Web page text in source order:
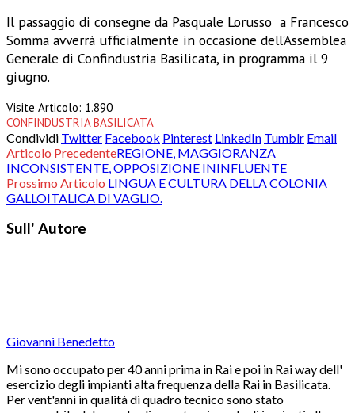
Il passaggio di consegne da Pasquale Lorusso a Francesco
Somma avverrà ufficialmente in occasione dell’Assemblea
Generale di Confindustria Basilicata, in programma il 9
giugno.
Visite Articolo: 1.890
CONFINDUSTRIA BASILICATA
Condividi Twitter Facebook Pinterest LinkedIn Tumblr Email
Articolo PrecedenteREGIONE, MAGGIORANZA
INCONSISTENTE, OPPOSIZIONE ININFLUENTE
Prossimo Articolo LINGUA E CULTURA DELLA COLONIA
GALLOITALICA DI VAGLIO.
Sull' Autore
Giovanni Benedetto
Mi sono occupato per 40 anni prima in Rai e poi in Rai way dell'
esercizio degli impianti alta frequenza della Rai in Basilicata.
Per vent'anni in qualità di quadro tecnico sono stato